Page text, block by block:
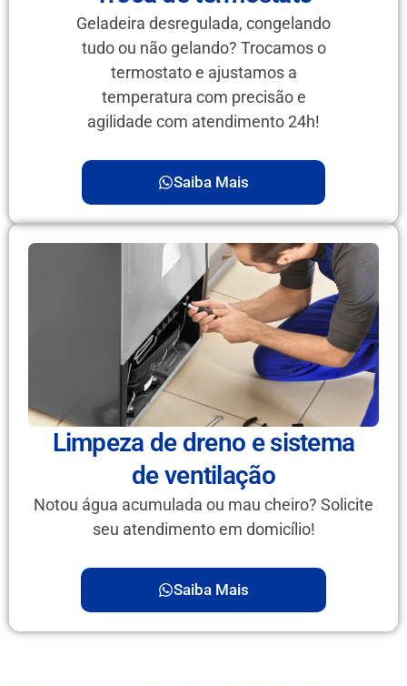
Geladeira desregulada, congelando
tudo ou não gelando? Trocamos o
termostato e ajustamos a
temperatura com precisão e
agilidade com atendimento 24h!
Saiba Mais
Limpeza de dreno e sistema
de ventilação
Notou água acumulada ou mau cheiro? Solicite
seu atendimento em domicílio!
Saiba Mais